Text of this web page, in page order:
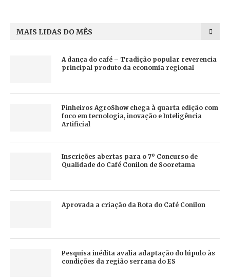
MAIS LIDAS DO MÊS
A dança do café – Tradição popular reverencia
principal produto da economia regional
Pinheiros AgroShow chega à quarta edição com
foco em tecnologia, inovação e Inteligência
Artificial
Inscrições abertas para o 7º Concurso de
Qualidade do Café Conilon de Sooretama
Aprovada a criação da Rota do Café Conilon
Pesquisa inédita avalia adaptação do lúpulo às
condições da região serrana do ES